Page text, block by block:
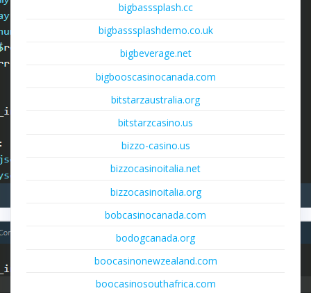
bigbasssplash.cc
bigbasssplashdemo.co.uk
bigbeverage.net
bigbooscasinocanada.com
bitstarzaustralia.org
bitstarzcasino.us
bizzo-casino.us
bizzocasinoitalia.net
bizzocasinoitalia.org
bobcasinocanada.com
bodogcanada.org
boocasinonewzealand.com
boocasinosouthafrica.com